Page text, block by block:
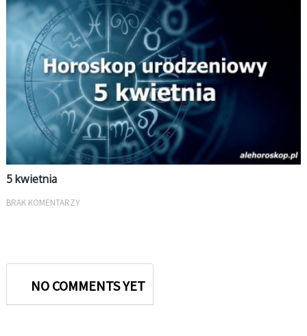
KWIECIEŃ
5 kwietnia
BRAK KOMENTARZY
NO COMMENTS YET